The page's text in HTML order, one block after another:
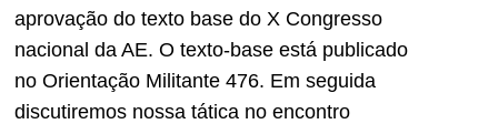
aprovação do texto base do X Congresso
nacional da AE. O texto-base está publicado
no Orientação Militante 476. Em seguida
discutiremos nossa tática no encontro